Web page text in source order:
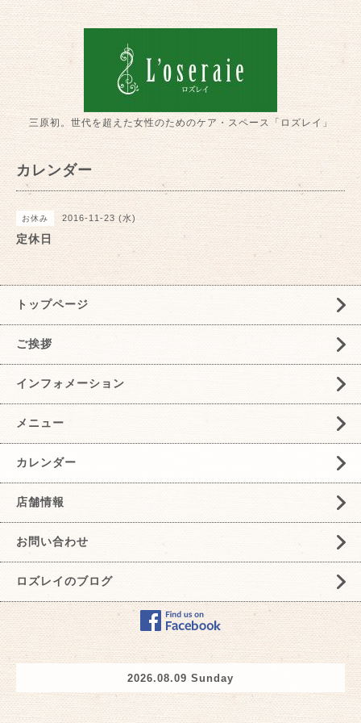
三原初。世代を超えた女性のためのケア・スペース「ロズレイ」
カレンダー
お休み 2016-11-23 (水)
定休日
トップページ
ご挨拶
インフォメーション
メニュー
カレンダー
店舗情報
お問い合わせ
ロズレイのブログ
2026.08.09 Sunday